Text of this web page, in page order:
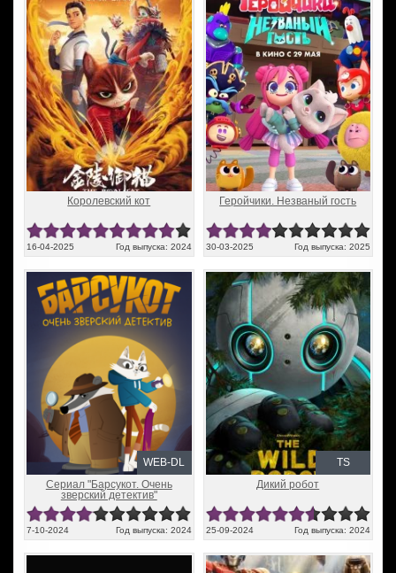
Королевский кот
16-04-2025 Год выпуска: 2024
Геройчики. Незваный гость
30-03-2025 Год выпуска: 2025
WEB-DL
Сериал "Барсукот. Очень
зверский детектив"
7-10-2024 Год выпуска: 2024
TS
Дикий робот
25-09-2024 Год выпуска: 2024